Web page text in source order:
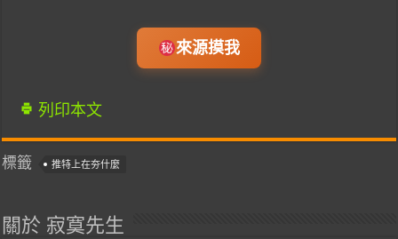
來源摸我
列印本文
標籤 推特上在夯什麼
關於 寂寞先生